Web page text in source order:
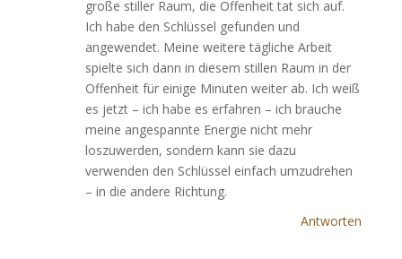
große stiller Raum, die Offenheit tat sich auf.
Ich habe den Schlüssel gefunden und
angewendet. Meine weitere tägliche Arbeit
spielte sich dann in diesem stillen Raum in der
Offenheit für einige Minuten weiter ab. Ich weiß
es jetzt – ich habe es erfahren – ich brauche
meine angespannte Energie nicht mehr
loszuwerden, sondern kann sie dazu
verwenden den Schlüssel einfach umzudrehen
– in die andere Richtung.
Antworten